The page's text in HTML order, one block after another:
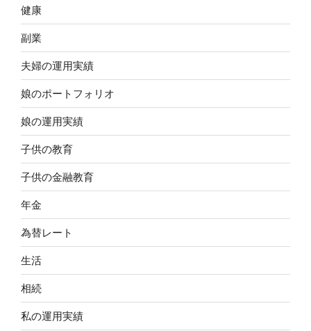
健康
副業
夫婦の運用実績
娘のポートフォリオ
娘の運用実績
子供の教育
子供の金融教育
年金
為替レート
生活
相続
私の運用実績